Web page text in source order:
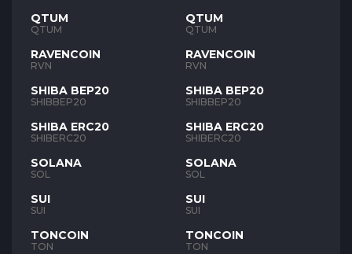
QTUM
QTUM
RAVENCOIN
RVN
SHIBA BEP20
SHIBBEP20
SHIBA ERC20
SHIBERC20
SOLANA
SOL
SUI
SUI
TONCOIN
TON
QTUM
QTUM
RAVENCOIN
RVN
SHIBA BEP20
SHIBBEP20
SHIBA ERC20
SHIBERC20
SOLANA
SOL
SUI
SUI
TONCOIN
TON